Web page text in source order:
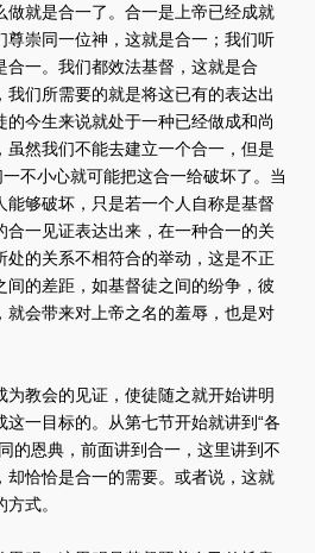
做就是合一了。合一是上帝已经成就
尊崇同一位神，这就是合一；我们听
合一。我们都效法基督，这就是合
们所需要的就是将这已有的表达出
今生来说就处于一种已经做成和尚
虽然我们不能去建立一个合一，但是
不小心就可能把这合一给破坏了。当
能够破坏，只是若一个人自称是基督
合一见证表达出来，在一种合一的关
处的关系不相符合的举动，这是不正
间的差距，如基督徒之间的纷争，彼
就会带来对上帝之名的羞辱，也是对
教会的见证，使徒随之就开始讲明
这一目标的。从第七节开始就讲到“各
的恩典，前面讲到合一，这里讲到不
却恰恰是合一的需要。或者说，这就
式。